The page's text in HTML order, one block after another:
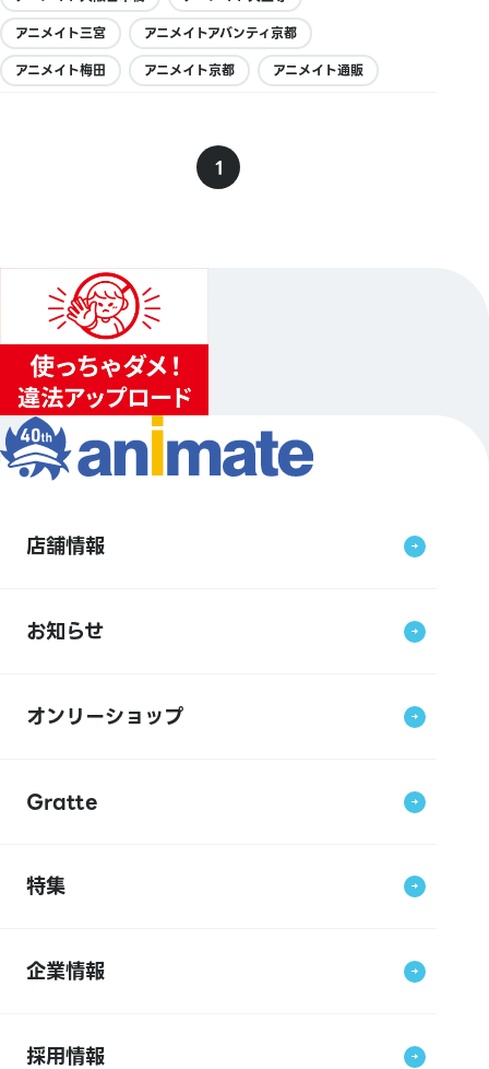
アニメイト三宮
アニメイトアバンティ京都
アニメイト梅田
アニメイト京都 アニメイト通販
1
店舗情報
お知らせ
オンリーショップ
Gratte
特集
企業情報
採用情報